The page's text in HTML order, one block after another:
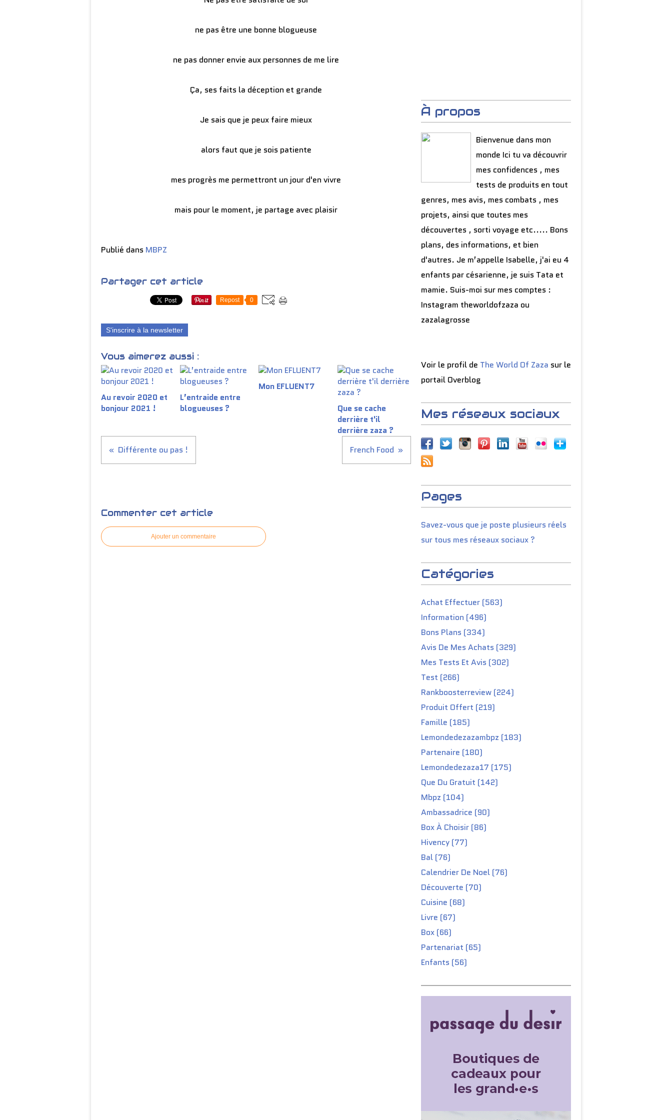
ne pas être une bonne blogueuse
ne pas donner envie aux personnes de me lire
Ça, ses faits la déception et grande
Je sais que je peux faire mieux
alors faut que je sois patiente
mes progrès me permettront un jour d'en vivre
mais pour le moment, je partage avec plaisir
Publié dans MBPZ
Partager cet article
Repost 0
S'inscrire à la newsletter
Vous aimerez aussi :
Au revoir 2020 et
bonjour 2021 !
L’entraide entre
blogueuses ?
Mon EFLUENT7
Que se cache
derrière t'il
derrière zaza ?
Différente ou pas !
French Food
Commenter cet article
Ajouter un commentaire
À propos
Bienvenue dans mon
monde Ici tu va découvrir
mes confidences , mes
tests de produits en tout
genres, mes avis, mes combats , mes
projets, ainsi que toutes mes
découvertes , sorti voyage etc..... Bons
plans, des informations, et bien
d'autres. Je m’appelle Isabelle, j'ai eu 4
enfants par césarienne, je suis Tata et
mamie. Suis-moi sur mes comptes :
Instagram theworldofzaza ou
zazalagrosse
Voir le profil de The World Of Zaza sur le
portail Overblog
Mes réseaux sociaux
Pages
Savez-vous que je poste plusieurs réels
sur tous mes réseaux sociaux ?
Catégories
Achat Effectuer (563)
Information (496)
Bons Plans (334)
Avis De Mes Achats (329)
Mes Tests Et Avis (302)
Test (266)
Rankboosterreview (224)
Produit Offert (219)
Famille (185)
Lemondedezazambpz (183)
Partenaire (180)
Lemondedezaza17 (175)
Que Du Gratuit (142)
Mbpz (104)
Ambassadrice (90)
Box À Choisir (86)
Hivency (77)
Bal (76)
Calendrier De Noel (76)
Découverte (70)
Cuisine (68)
Livre (67)
Box (66)
Partenariat (65)
Enfants (56)